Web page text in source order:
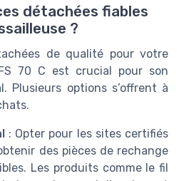
détachées fiables
?
de qualité pour votre
70 C est crucial pour son
Plusieurs options s’offrent à
: Opter pour les sites certifiés
des pièces de rechange
Les produits comme le fil